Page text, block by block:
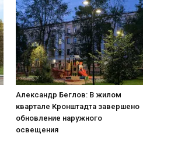
Александр Беглов: В жилом
квартале Кронштадта завершено
обновление наружного
освещения